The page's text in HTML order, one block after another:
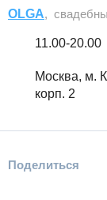
OLGA,
11.00-20.00
Москва, м.
корп. 2
Поделиться